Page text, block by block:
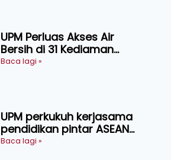
UPM Perluas Akses Air
Bersih di 31 Kediaman
Orang Asli Tasik Chini
Baca lagi »
UPM perkukuh kerjasama
pendidikan pintar ASEAN
menerusi lawatan rasmi ke
Baca lagi »